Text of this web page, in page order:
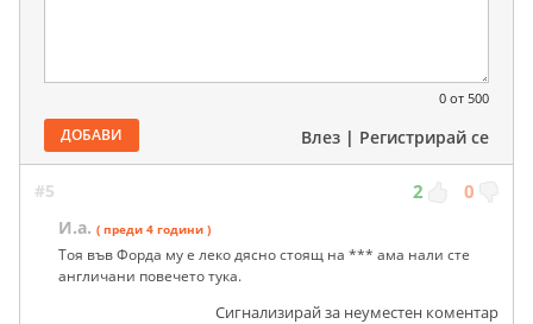
0 от 500
ДОБАВИ Влез | Регистрирай се
#5 2 0
И.а. ( преди 4 години )
Тоя във Форда му е леко дясно стоящ на *** ама нали сте
англичани повечето тука.
Сигнализирай за неуместен коментар